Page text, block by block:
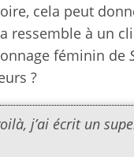
cela peut
ressemble à un
féminin de
?
j’ai écrit un